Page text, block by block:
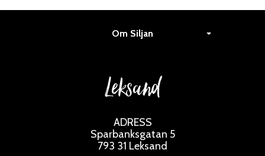
Om Siljan
Leksand
ADRESS
Sparbanksgatan 5
793 31 Leksand